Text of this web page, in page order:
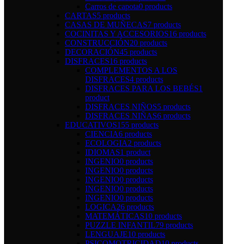
Carros de capota0 products
CARTAS5 products
CASAS DE MUÑECAS7 products
COCINITAS Y ACCESORIOS16 products
CONSTRUCCIÓN20 products
DECORACIÓN45 products
DISFRACES16 products
COMPLEMENTOS A LOS
DISFRACES4 products
DISFRACES PARA LOS BEBÉS1
product
DISFRACES NIÑOS5 products
DISFRACES NIÑAS6 products
EDUCATIVOS155 products
CIENCIA6 products
ECOLOGIA2 products
IDIOMAS1 product
INGENIO0 products
INGENIO0 products
INGENIO0 products
INGENIO0 products
INGENIO0 products
LOGICA26 products
MATEMÁTICAS10 products
PUZZLE INFANTIL79 products
LENGUAJE10 products